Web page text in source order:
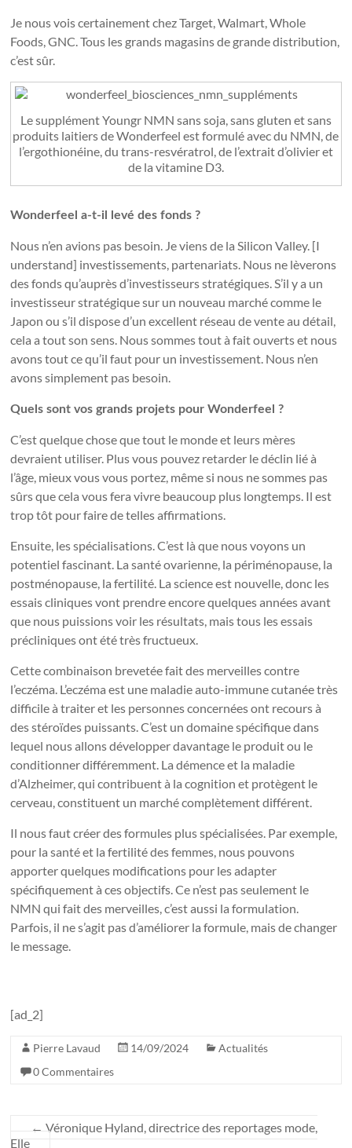
Je nous vois certainement chez Target, Walmart, Whole
Foods, GNC. Tous les grands magasins de grande distribution,
c’est sûr.
Le supplément Youngr NMN sans soja, sans gluten et sans
produits laitiers de Wonderfeel est formulé avec du NMN, de
l’ergothionéine, du trans-resvératrol, de l’extrait d’olivier et
de la vitamine D3.
Wonderfeel a-t-il levé des fonds ?
Nous n’en avions pas besoin. Je viens de la Silicon Valley. [I
understand] investissements, partenariats. Nous ne lèverons
des fonds qu’auprès d’investisseurs stratégiques. S’il y a un
investisseur stratégique sur un nouveau marché comme le
Japon ou s’il dispose d’un excellent réseau de vente au détail,
cela a tout son sens. Nous sommes tout à fait ouverts et nous
avons tout ce qu’il faut pour un investissement. Nous n’en
avons simplement pas besoin.
Quels sont vos grands projets pour Wonderfeel ?
C’est quelque chose que tout le monde et leurs mères
devraient utiliser. Plus vous pouvez retarder le déclin lié à
l’âge, mieux vous vous portez, même si nous ne sommes pas
sûrs que cela vous fera vivre beaucoup plus longtemps. Il est
trop tôt pour faire de telles affirmations.
Ensuite, les spécialisations. C’est là que nous voyons un
potentiel fascinant. La santé ovarienne, la périménopause, la
postménopause, la fertilité. La science est nouvelle, donc les
essais cliniques vont prendre encore quelques années avant
que nous puissions voir les résultats, mais tous les essais
précliniques ont été très fructueux.
Cette combinaison brevetée fait des merveilles contre
l’eczéma. L’eczéma est une maladie auto-immune cutanée très
difficile à traiter et les personnes concernées ont recours à
des stéroïdes puissants. C’est un domaine spécifique dans
lequel nous allons développer davantage le produit ou le
conditionner différemment. La démence et la maladie
d’Alzheimer, qui contribuent à la cognition et protègent le
cerveau, constituent un marché complètement différent.
Il nous faut créer des formules plus spécialisées. Par exemple,
pour la santé et la fertilité des femmes, nous pouvons
apporter quelques modifications pour les adapter
spécifiquement à ces objectifs. Ce n’est pas seulement le
NMN qui fait des merveilles, c’est aussi la formulation.
Parfois, il ne s’agit pas d’améliorer la formule, mais de changer
le message.
[ad_2]
Pierre Lavaud 14/09/2024
Actualités
0 Commentaires
← Véronique Hyland, directrice des reportages mode,
Elle